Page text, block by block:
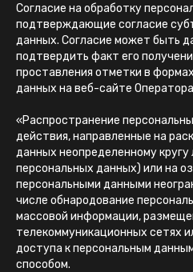
Согласие на обработку
подтверждающие согласие
данных. Согласие может быть
подтвердить факт его
проставления отметки в
данных на веб-сайте
«Распространение
действия, направленные на
данных неопределенному кругу
персональных данных) или на
персональными данными
числе обнародование
массовой информации,
телекоммуникационных сетях
доступа к персональным
способом.